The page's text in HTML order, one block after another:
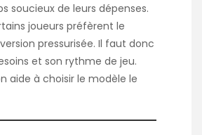
soucieux de leurs dépenses.
joueurs préfèrent le
pressurisée. Il faut donc
et son rythme de jeu.
aide à choisir le modèle le